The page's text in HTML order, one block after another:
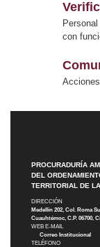
con
PROCURADURÍA
DEL
TERRITORIAL DE
DIRECCIÓN
Medellín 202, Col. Roma
Cuauhtémoc, C.P. 06700,
WEB E-MAIL
Correo Institucional
TELÉFONO